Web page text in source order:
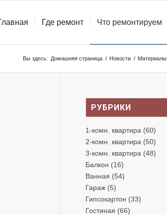
Где ремонт Что ремонтируем
Вы здесь: Домашняя страница / Новости / Материалы
РУБРИКИ
1-комн. квартира (60)
2-комн. квартира (50)
3-комн. квартира (48)
Балкон (16)
Ванная (54)
Гараж(5)
Гипсокартон (33)
Гостиная (66)